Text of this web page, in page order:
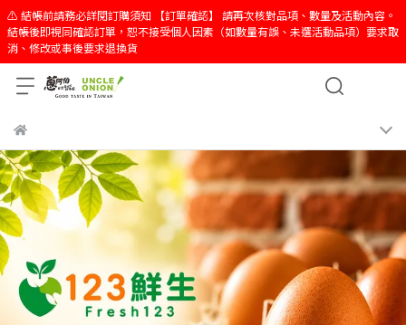
⚠️ 結帳前請務必詳閱訂購須知 【訂單確認】 請再次核對品項、數量及活動內容。
結帳後即視同確認訂單，恕不接受個人因素（如數量有誤、未選活動品項）要求取
消、修改或事後要求退換貨